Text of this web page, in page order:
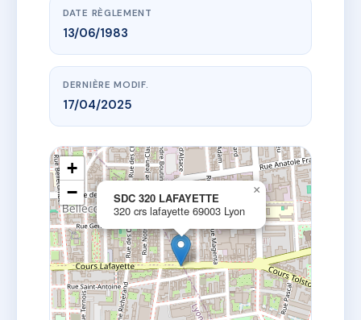
DATE RÈGLEMENT
13/06/1983
DERNIÈRE MODIF.
17/04/2025
SDC 320 LAFAYETTE
320 crs lafayette 69003 Lyon
×
+
−